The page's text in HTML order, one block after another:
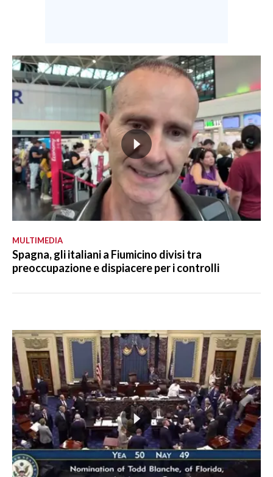
MULTIMEDIA
Spagna, gli italiani a Fiumicino divisi tra
preoccupazione e dispiacere per i controlli